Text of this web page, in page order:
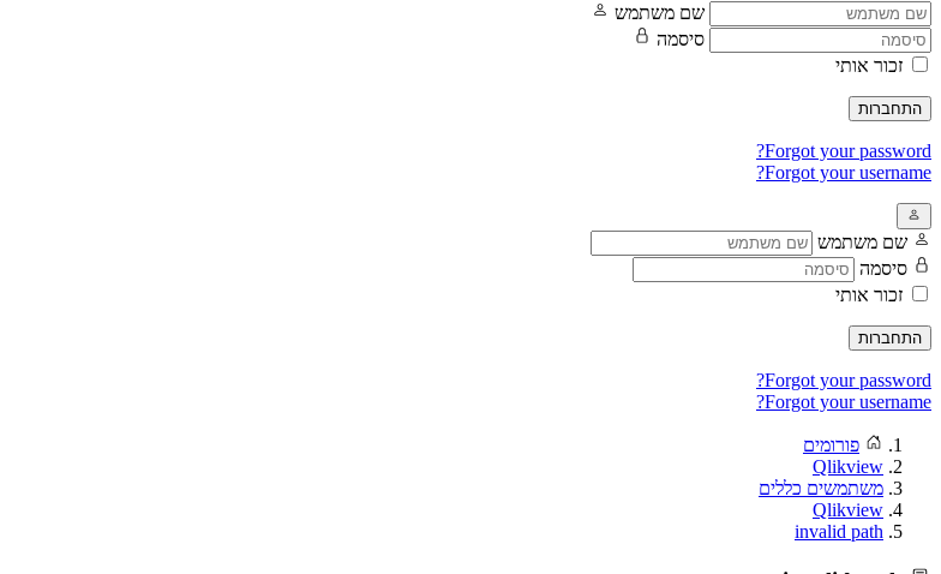
שם משתמש
סיסמה
זכור אותי
התחברות
Forgot your password?
Forgot your username?
שם משתמש
סיסמה
זכור אותי
התחברות
Forgot your password?
Forgot your username?
פורומים
Qlikview
משתמשים כללים
Qlikview
invalid path